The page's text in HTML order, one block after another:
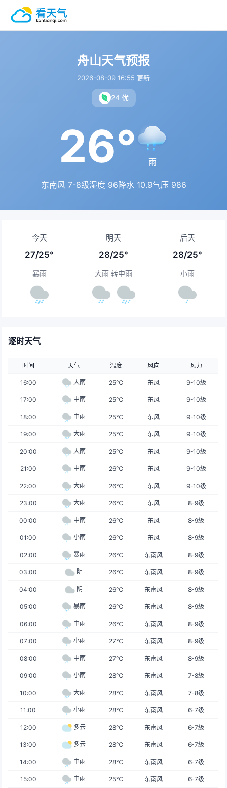
舟山天气预报
2026-08-09 16:55 更新
24 优
26° 雨
东南风 7-8级湿度 96降水 10.9气压 986
今天
27/25°
暴雨
明天
28/25°
大雨 转中雨
后天
28/25°
小雨
逐时天气
时间 天气 温度 风向 风力
16:00 大雨 25℃ 东风 9-10级
17:00 中雨 25℃ 东风 9-10级
18:00 中雨 25℃ 东风 9-10级
19:00 大雨 25℃ 东风 9-10级
20:00 大雨 25℃ 东风 9-10级
21:00 中雨 26℃ 东风 9-10级
22:00 大雨 26℃ 东风 9-10级
23:00 大雨 26℃ 东风 8-9级
00:00 中雨 26℃ 东风 8-9级
01:00 小雨 26℃ 东风 8-9级
02:00 暴雨 26℃ 东南风 8-9级
03:00 阴 26℃ 东南风 8-9级
04:00 阴 26℃ 东南风 8-9级
05:00 暴雨 26℃ 东南风 8-9级
06:00 中雨 26℃ 东南风 8-9级
07:00 小雨 27℃ 东南风 8-9级
08:00 中雨 27℃ 东南风 8-9级
09:00 小雨 28℃ 东南风 7-8级
10:00 大雨 28℃ 东南风 7-8级
11:00 小雨 28℃ 东南风 6-7级
12:00 多云 28℃ 东南风 6-7级
13:00 多云 28℃ 东南风 6-7级
14:00 中雨 28℃ 东南风 6-7级
15:00 中雨 25℃ 东南风 6-7级